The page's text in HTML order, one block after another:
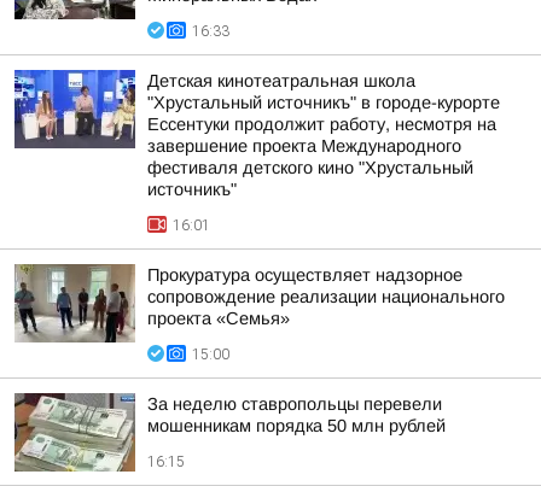
16:33
Детская кинотеатральная школа
"Хрустальный источникъ" в городе-курорте
Ессентуки продолжит работу, несмотря на
завершение проекта Международного
фестиваля детского кино "Хрустальный
источникъ"
16:01
Прокуратура осуществляет надзорное
сопровождение реализации национального
проекта «Семья»
15:00
За неделю ставропольцы перевели
мошенникам порядка 50 млн рублей
16:15